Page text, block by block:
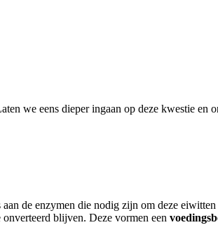
we eens dieper ingaan op deze kwestie en
de enzymen die nodig zijn om deze
blijven. Deze vormen een